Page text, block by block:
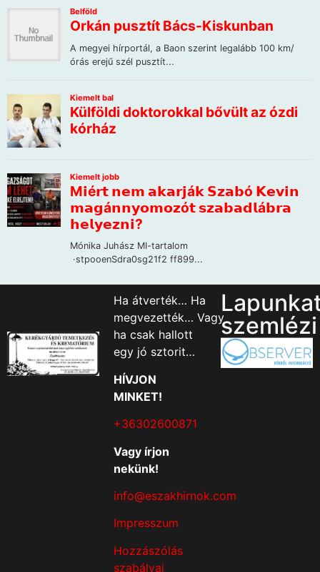
Ha átverték… Ha
megvezették… Vagy
ha csak hallott
egy jó sztorit…
HÍVJON
MINKET!
+36302600871
Vagy írjon
nekünk!
info@eszakhirnok.com
Impresszum
Hozzászólás
szabályai
szemlézi